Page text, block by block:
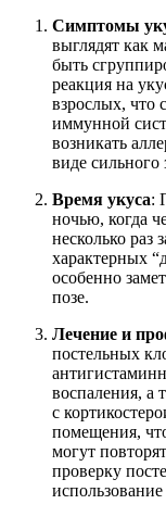
Симптомы
выглядят как
быть
реакция на
взрослых, что
иммунной
возникать
виде сильного
Время укуса:
ночью, когда
несколько раз
характерных
особенно
позе.
Лечение и
постельных
воспаления, а
с
помещения,
могут
проверку